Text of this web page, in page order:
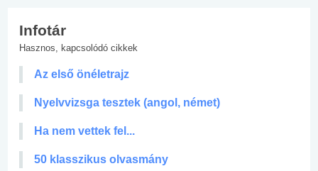
Infotár
Hasznos, kapcsolódó cikkek
Az első önéletrajz
Nyelvvizsga tesztek (angol, német)
Ha nem vettek fel...
50 klasszikus olvasmány